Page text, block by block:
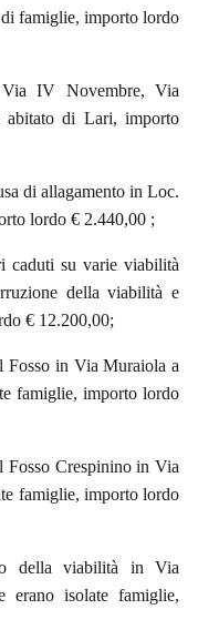
famiglie, importo lordo
IV Novembre, Via
abitato di Lari, importo
di allagamento in Loc.
lordo € 2.440,00 ;
caduti su varie viabilità
della viabilità e
€ 12.200,00;
Fosso in Via Muraiola a
famiglie, importo lordo
Fosso Crespinino in Via
famiglie, importo lordo
della viabilità in Via
erano isolate famiglie,